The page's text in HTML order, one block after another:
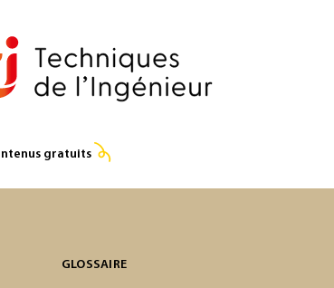
gratuits
GLOSSAIRE